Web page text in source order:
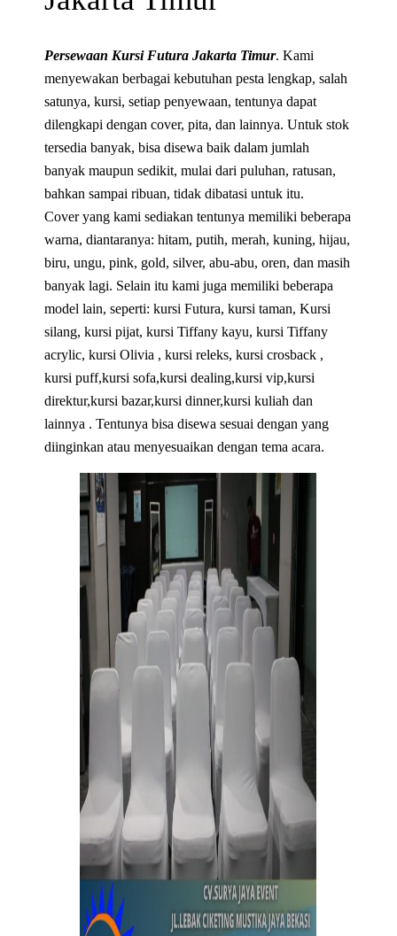
Persewaan Kursi Futura Jakarta Timur. Kami
menyewakan berbagai kebutuhan pesta lengkap, salah
satunya, kursi, setiap penyewaan, tentunya dapat
dilengkapi dengan cover, pita, dan lainnya. Untuk stok
tersedia banyak, bisa disewa baik dalam jumlah
banyak maupun sedikit, mulai dari puluhan, ratusan,
bahkan sampai ribuan, tidak dibatasi untuk itu.
Cover yang kami sediakan tentunya memiliki beberapa
warna, diantaranya: hitam, putih, merah, kuning, hijau,
biru, ungu, pink, gold, silver, abu-abu, oren, dan masih
banyak lagi. Selain itu kami juga memiliki beberapa
model lain, seperti: kursi Futura, kursi taman, Kursi
silang, kursi pijat, kursi Tiffany kayu, kursi Tiffany
acrylic, kursi Olivia , kursi releks, kursi crosback ,
kursi puff,kursi sofa,kursi dealing,kursi vip,kursi
direktur,kursi bazar,kursi dinner,kursi kuliah dan
lainnya . Tentunya bisa disewa sesuai dengan yang
diinginkan atau menyesuaikan dengan tema acara.